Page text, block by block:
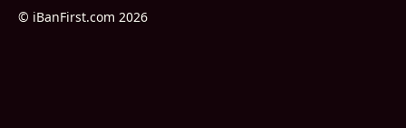
© iBanFirst.com 2026